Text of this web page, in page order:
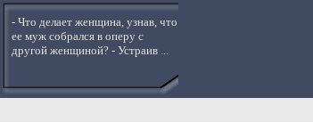
- Что делает женщина, узнав, что
ее муж собрался в оперу с
другой женщиной? - Устраив ...